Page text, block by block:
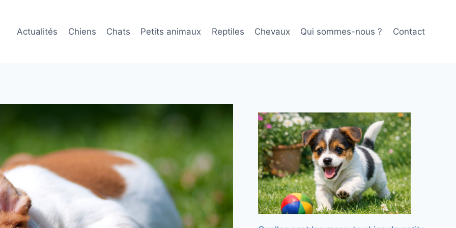
Actualités Chiens Chats Petits animaux Reptiles Chevaux Qui sommes-nous ? Contact